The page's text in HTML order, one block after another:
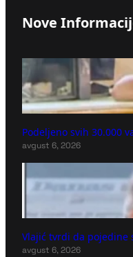
Nove
Podeljeno svih 30.000
avgust 6, 2026
Vlajić tvrdi da
avgust 6, 2026